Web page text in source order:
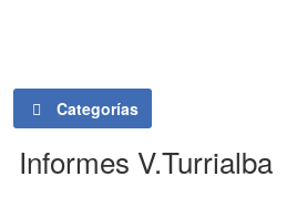
Categorías
Informes V.Turrialba